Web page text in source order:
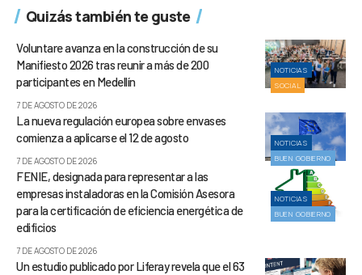
Quizás también te guste
NOTICIAS
SOCIAL
Voluntare avanza en la construcción de su
Manifiesto 2026 tras reunir a más de 200
participantes en Medellín
7 DE AGOSTO DE 2026
NOTICIAS
BUEN GOBIERNO
La nueva regulación europea sobre envases
comienza a aplicarse el 12 de agosto
7 DE AGOSTO DE 2026
NOTICIAS
BUEN GOBIERNO
FENIE, designada para representar a las
empresas instaladoras en la Comisión Asesora
para la certificación de eficiencia energética de
edificios
7 DE AGOSTO DE 2026
Un estudio publicado por Liferay revela que el 63